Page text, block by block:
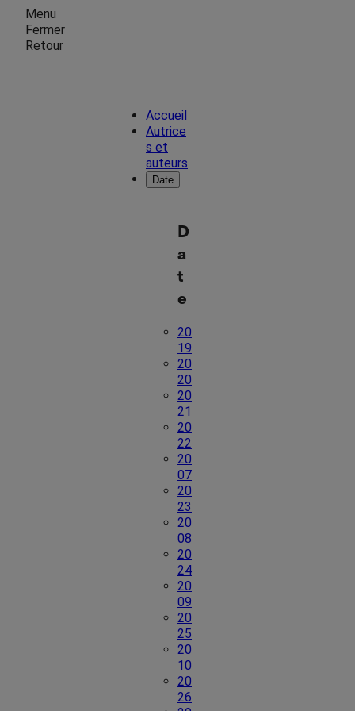
Menu
Fermer
Retour
Accueil
Autrice
s et
auteurs
Date
D
a
t
e
20
19
20
20
20
21
20
22
20
07
20
23
20
08
20
24
20
09
20
25
20
10
20
26